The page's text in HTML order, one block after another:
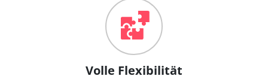
Volle Flexibilität